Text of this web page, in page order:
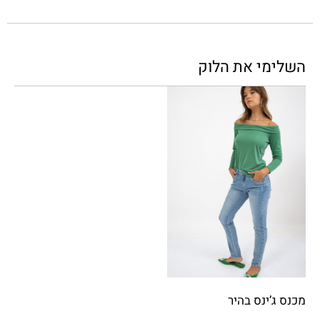
השלימי את הלוק
מכנס ג’ינס בהיר